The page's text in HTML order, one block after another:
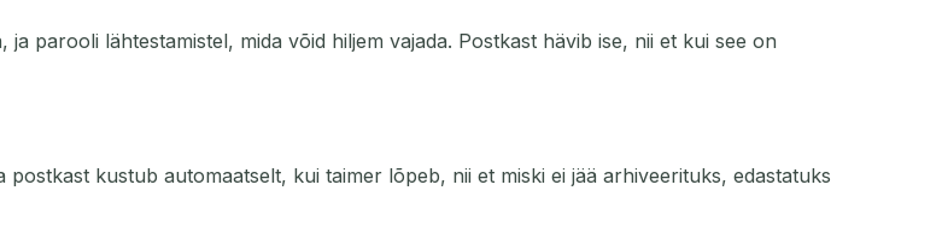
parooli lähtestamistel, mida võid hiljem vajada. Postkast hävib ise, nii et kui see on
kustub automaatselt, kui taimer lõpeb, nii et miski ei jää arhiveerituks, edastatuks